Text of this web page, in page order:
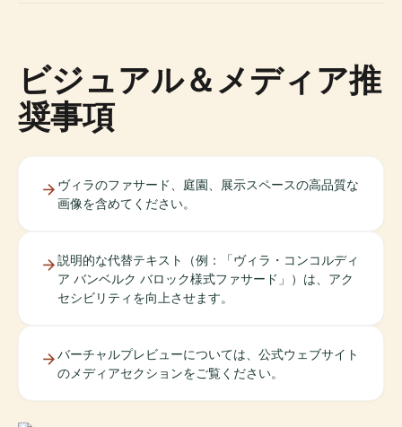
ビジュアル＆メディア推
奨事項
ヴィラのファサード、庭園、展示スペースの高品質な
画像を含めてください。
説明的な代替テキスト（例：「ヴィラ・コンコルディ
ア バンベルク バロック様式ファサード」）は、アク
セシビリティを向上させます。
バーチャルプレビューについては、公式ウェブサイト
のメディアセクションをご覧ください。